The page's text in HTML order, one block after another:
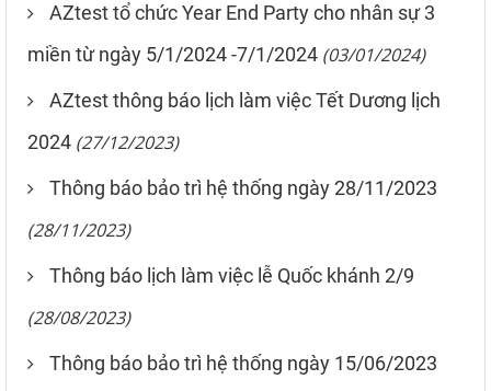
AZtest tổ chức Year End Party cho nhân sự 3
miền từ ngày 5/1/2024 -7/1/2024 (03/01/2024)
AZtest thông báo lịch làm việc Tết Dương lịch
2024 (27/12/2023)
Thông báo bảo trì hệ thống ngày 28/11/2023
(28/11/2023)
Thông báo lịch làm việc lễ Quốc khánh 2/9
(28/08/2023)
Thông báo bảo trì hệ thống ngày 15/06/2023